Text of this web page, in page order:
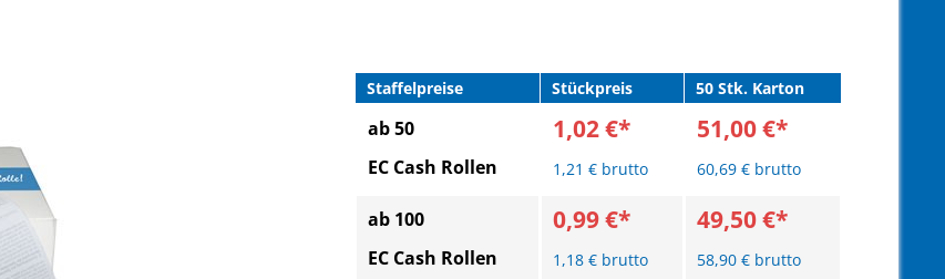
Staffelpreise Stückpreis 50 Stk. Karton
ab 50
EC Cash Rollen
1,02 €*
1,21 € brutto
51,00 €*
60,69 € brutto
ab 100
EC Cash Rollen
0,99 €*
1,18 € brutto
49,50 €*
58,90 € brutto